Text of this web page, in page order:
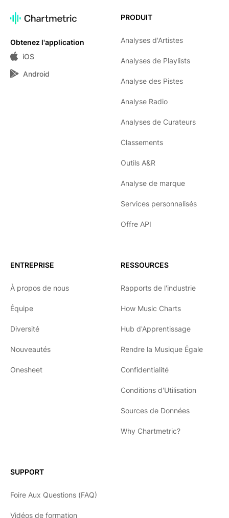
Obtenez l'application
iOS
Android
PRODUIT
Analyses d'Artistes
Analyses de Playlists
Analyse des Pistes
Analyse Radio
Analyses de Curateurs
Classements
Outils A&R
Analyse de marque
Services personnalisés
Offre API
ENTREPRISE
À propos de nous
Équipe
Diversité
Nouveautés
Onesheet
RESSOURCES
Rapports de l'industrie
How Music Charts
Hub d'Apprentissage
Rendre la Musique Égale
Confidentialité
Conditions d'Utilisation
Sources de Données
Why Chartmetric?
SUPPORT
Foire Aux Questions (FAQ)
Vidéos de formation
한국어